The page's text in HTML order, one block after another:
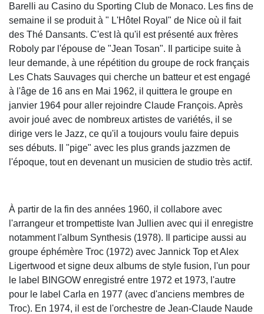
Barelli au Casino du Sporting Club de Monaco. Les fins de
semaine il se produit à " L'Hôtel Royal" de Nice où il fait
des Thé Dansants. C'est là qu'il est présenté aux frères
Roboly par l'épouse de "Jean Tosan". Il participe suite à
leur demande, à une répétition du groupe de rock français
Les Chats Sauvages qui cherche un batteur et est engagé
à l'âge de 16 ans en Mai 1962, il quittera le groupe en
janvier 1964 pour aller rejoindre Claude François. Après
avoir joué avec de nombreux artistes de variétés, il se
dirige vers le Jazz, ce qu'il a toujours voulu faire depuis
ses débuts. Il "pige" avec les plus grands jazzmen de
l'époque, tout en devenant un musicien de studio très actif.
À partir de la fin des années 1960, il collabore avec
l'arrangeur et trompettiste Ivan Jullien avec qui il enregistre
notamment l'album Synthesis (1978). Il participe aussi au
groupe éphémère Troc (1972) avec Jannick Top et Alex
Ligertwood et signe deux albums de style fusion, l'un pour
le label BINGOW enregistré entre 1972 et 1973, l'autre
pour le label Carla en 1977 (avec d'anciens membres de
Troc). En 1974, il est de l'orchestre de Jean-Claude Naude